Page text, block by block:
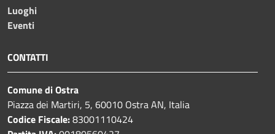
Luoghi
Eventi
CONTATTI
Comune di Ostra
Piazza dei Martiri, 5, 60010 Ostra AN, Italia
Codice Fiscale:83001110424